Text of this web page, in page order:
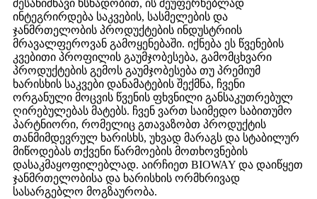
შესანიშნავი ხსნადობით, ის შეუფერხებლად
ინტეგრირდება საკვების, სასმელების და
ჯანმრთელობის პროდუქტების ინდუსტრიის
მრავალფეროვან გამოყენებაში. იქნება ეს წვენების
კვებითი პროფილის გაუმჯობესება, გამომცხვარი
პროდუქტების გემოს გაუმჯობესება თუ პრემიუმ
ხარისხის საკვები დანამატების შექმნა, ჩვენი
ორგანული მოცვის წვენის ფხვნილი განსაკუთრებულ
ღირებულებას მატებს. ჩვენ ვართ საიმედო საბითუმო
პარტნიორი, რომელიც გთავაზობთ პროდუქტის
თანმიმდევრულ ხარისხს, უხვად მარაგს და სტაბილურ
მიწოდებას თქვენი წარმოების მოთხოვნების
დასაკმაყოფილებლად. აირჩიეთ BIOWAY და დაიწყეთ
ჯანმრთელობისა და ხარისხის ორმხრივად
სასარგებლო მოგზაურობა.